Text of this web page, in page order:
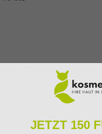
"Triple
Maske
JETZT 150